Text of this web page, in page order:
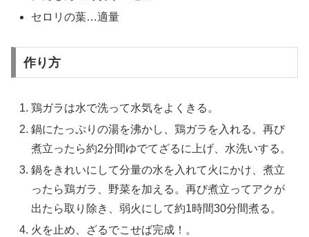
セロリの葉…適量
作り方
鶏ガラは水で洗って水気をよくきる。
鍋にたっぷりの湯を沸かし、鶏ガラを入れる。再び
煮立ったら約2分間ゆでてざるに上げ、水洗いする。
鍋をきれいにして分量の水を入れて火にかけ、煮立
ったら鶏ガラ、野菜を加える。再び煮立ってアクが
出たら取り除き、弱火にして約1時間30分間煮る。
火を止め、ざるでこせば完成！。